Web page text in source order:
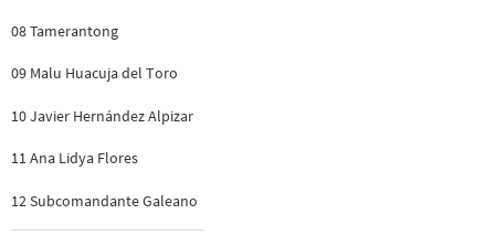
08 Tamerantong
09 Malu Huacuja del Toro
10 Javier Hernández Alpizar
11 Ana Lidya Flores
12 Subcomandante Galeano